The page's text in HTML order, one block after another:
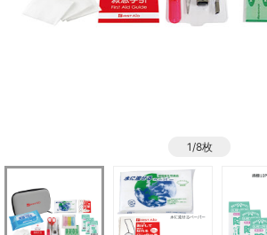
1/8枚